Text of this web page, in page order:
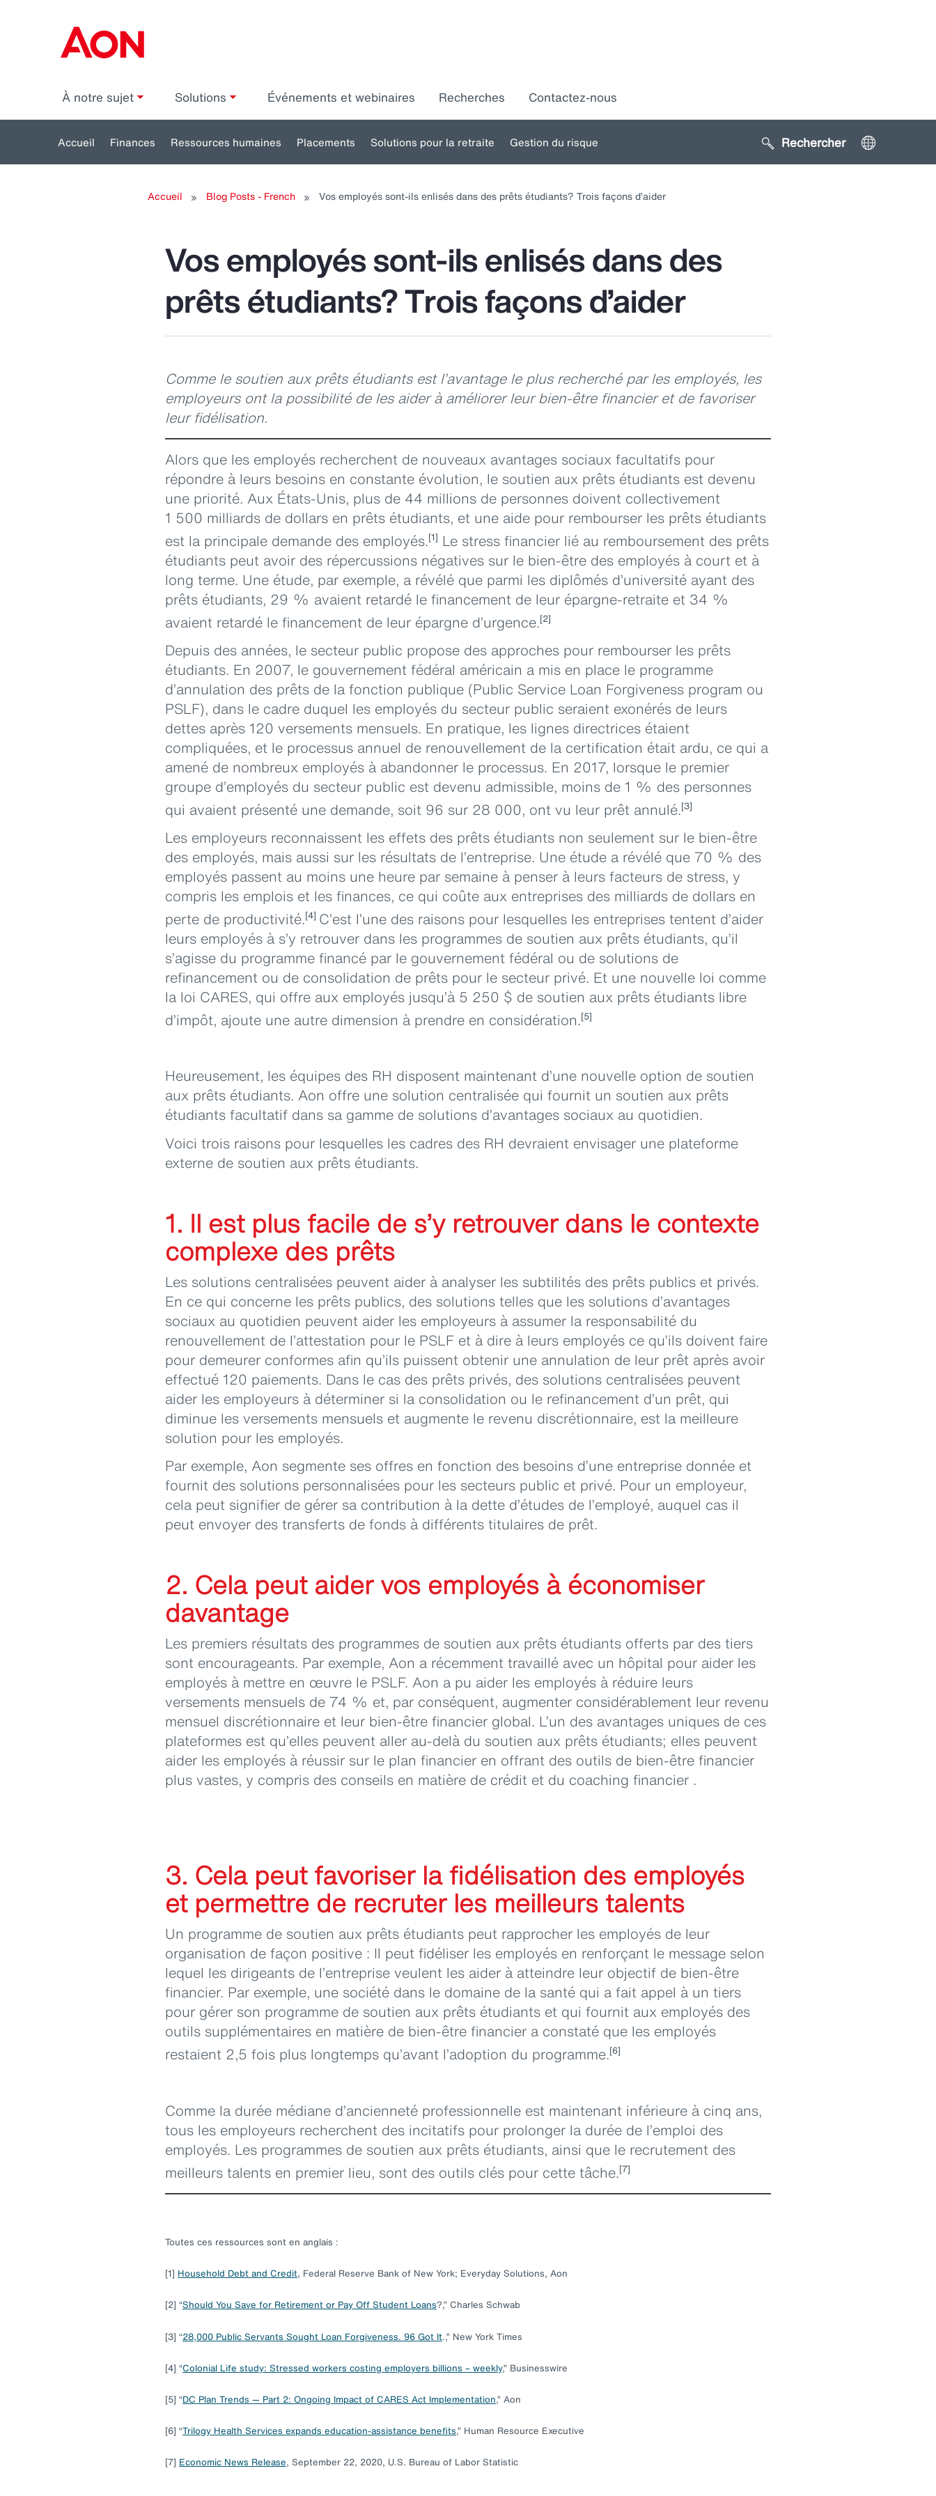
À notre sujet Solutions Événements et webinaires Recherches Contactez-nous
Accueil Finances
Toggle
for:
Ressources humaines
Toggle
for:
Placements
Toggle
for:
Solutions pour la retraite
Toggle
for:
retraite
Gestion du risque
Toggle
for:
Search sitewide
Accueil Blog Posts - French Vos employés sont-ils enlisés dans des prêts étudiants? Trois façons d’aider
Vos employés sont-ils enlisés dans des
prêts étudiants? Trois façons d’aider
Comme le soutien aux prêts étudiants est l’avantage le plus recherché par les employés, les
employeurs ont la possibilité de les aider à améliorer leur bien-être financier et de favoriser
leur fidélisation.
Alors que les employés recherchent de nouveaux avantages sociaux facultatifs pour
répondre à leurs besoins en constante évolution, le soutien aux prêts étudiants est devenu
une priorité. Aux États-Unis, plus de 44 millions de personnes doivent collectivement
1 500 milliards de dollars en prêts étudiants, et une aide pour rembourser les prêts étudiants
est la principale demande des employés.[1] Le stress financier lié au remboursement des prêts
étudiants peut avoir des répercussions négatives sur le bien-être des employés à court et à
long terme. Une étude, par exemple, a révélé que parmi les diplômés d’université ayant des
prêts étudiants, 29 % avaient retardé le financement de leur épargne-retraite et 34 %
avaient retardé le financement de leur épargne d’urgence.[2]
Depuis des années, le secteur public propose des approches pour rembourser les prêts
étudiants. En 2007, le gouvernement fédéral américain a mis en place le programme
d’annulation des prêts de la fonction publique (Public Service Loan Forgiveness program ou
PSLF), dans le cadre duquel les employés du secteur public seraient exonérés de leurs
dettes après 120 versements mensuels. En pratique, les lignes directrices étaient
compliquées, et le processus annuel de renouvellement de la certification était ardu, ce qui a
amené de nombreux employés à abandonner le processus. En 2017, lorsque le premier
groupe d’employés du secteur public est devenu admissible, moins de 1 % des personnes
qui avaient présenté une demande, soit 96 sur 28 000, ont vu leur prêt annulé.[3]
Les employeurs reconnaissent les effets des prêts étudiants non seulement sur le bien-être
des employés, mais aussi sur les résultats de l’entreprise. Une étude a révélé que 70 % des
employés passent au moins une heure par semaine à penser à leurs facteurs de stress, y
compris les emplois et les finances, ce qui coûte aux entreprises des milliards de dollars en
perte de productivité.[4] C’est l’une des raisons pour lesquelles les entreprises tentent d’aider
leurs employés à s’y retrouver dans les programmes de soutien aux prêts étudiants, qu’il
s’agisse du programme financé par le gouvernement fédéral ou de solutions de
refinancement ou de consolidation de prêts pour le secteur privé. Et une nouvelle loi comme
la loi CARES, qui offre aux employés jusqu’à 5 250 $ de soutien aux prêts étudiants libre
d’impôt, ajoute une autre dimension à prendre en considération.[5]
Heureusement, les équipes des RH disposent maintenant d’une nouvelle option de soutien
aux prêts étudiants. Aon offre une solution centralisée qui fournit un soutien aux prêts
étudiants facultatif dans sa gamme de solutions d’avantages sociaux au quotidien.
Voici trois raisons pour lesquelles les cadres des RH devraient envisager une plateforme
externe de soutien aux prêts étudiants.
1. Il est plus facile de s’y retrouver dans le contexte
complexe des prêts
Les solutions centralisées peuvent aider à analyser les subtilités des prêts publics et privés.
En ce qui concerne les prêts publics, des solutions telles que les solutions d’avantages
sociaux au quotidien peuvent aider les employeurs à assumer la responsabilité du
renouvellement de l’attestation pour le PSLF et à dire à leurs employés ce qu’ils doivent faire
pour demeurer conformes afin qu’ils puissent obtenir une annulation de leur prêt après avoir
effectué 120 paiements. Dans le cas des prêts privés, des solutions centralisées peuvent
aider les employeurs à déterminer si la consolidation ou le refinancement d’un prêt, qui
diminue les versements mensuels et augmente le revenu discrétionnaire, est la meilleure
solution pour les employés.
Par exemple, Aon segmente ses offres en fonction des besoins d’une entreprise donnée et
fournit des solutions personnalisées pour les secteurs public et privé. Pour un employeur,
cela peut signifier de gérer sa contribution à la dette d’études de l’employé, auquel cas il
peut envoyer des transferts de fonds à différents titulaires de prêt.
2. Cela peut aider vos employés à économiser
davantage
Les premiers résultats des programmes de soutien aux prêts étudiants offerts par des tiers
sont encourageants. Par exemple, Aon a récemment travaillé avec un hôpital pour aider les
employés à mettre en œuvre le PSLF. Aon a pu aider les employés à réduire leurs
versements mensuels de 74 % et, par conséquent, augmenter considérablement leur revenu
mensuel discrétionnaire et leur bien-être financier global. L’un des avantages uniques de ces
plateformes est qu’elles peuvent aller au-delà du soutien aux prêts étudiants; elles peuvent
aider les employés à réussir sur le plan financier en offrant des outils de bien-être financier
plus vastes, y compris des conseils en matière de crédit et du coaching financier .
3. Cela peut favoriser la fidélisation des employés
et permettre de recruter les meilleurs talents
Un programme de soutien aux prêts étudiants peut rapprocher les employés de leur
organisation de façon positive : Il peut fidéliser les employés en renforçant le message selon
lequel les dirigeants de l’entreprise veulent les aider à atteindre leur objectif de bien-être
financier. Par exemple, une société dans le domaine de la santé qui a fait appel à un tiers
pour gérer son programme de soutien aux prêts étudiants et qui fournit aux employés des
outils supplémentaires en matière de bien-être financier a constaté que les employés
restaient 2,5 fois plus longtemps qu’avant l’adoption du programme.[6]
Comme la durée médiane d’ancienneté professionnelle est maintenant inférieure à cinq ans,
tous les employeurs recherchent des incitatifs pour prolonger la durée de l’emploi des
employés. Les programmes de soutien aux prêts étudiants, ainsi que le recrutement des
meilleurs talents en premier lieu, sont des outils clés pour cette tâche.[7]
Toutes ces ressources sont en anglais :
[1] Household Debt and Credit, Federal Reserve Bank of New York; Everyday Solutions, Aon
[2] “Should You Save for Retirement or Pay Off Student Loans?,” Charles Schwab
[3] “28,000 Public Servants Sought Loan Forgiveness. 96 Got It.,” New York Times
[4] “Colonial Life study: Stressed workers costing employers billions – weekly,” Businesswire
[5] “DC Plan Trends — Part 2: Ongoing Impact of CARES Act Implementation,” Aon
[6] “Trilogy Health Services expands education-assistance benefits,” Human Resource Executive
[7] Economic News Release, September 22, 2020, U.S. Bureau of Labor Statistic